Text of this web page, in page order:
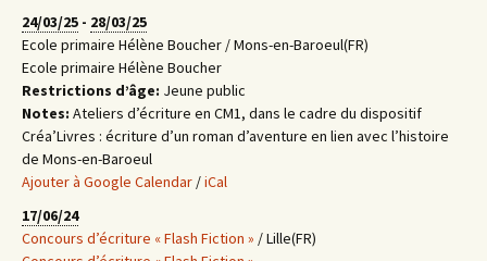
24/03/25 - 28/03/25
Ecole primaire Hélène Boucher / Mons-en-Baroeul(FR)
Ecole primaire Hélène Boucher
Restrictions d’âge: Jeune public
Notes: Ateliers d’écriture en CM1, dans le cadre du dispositif
Créa’Livres : écriture d’un roman d’aventure en lien avec l’histoire
de Mons-en-Baroeul
Ajouter à Google Calendar /iCal
17/06/24
Concours d’écriture « Flash Fiction » / Lille(FR)